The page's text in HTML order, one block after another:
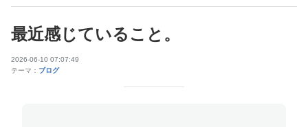
最近感じていること。
2026-06-10 07:07:49
テーマ： ブログ